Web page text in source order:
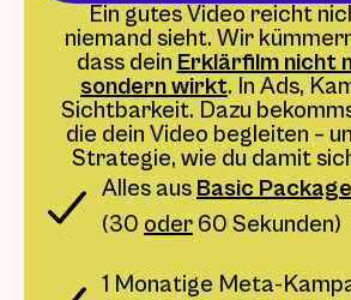
Ein gutes Video reicht
niemand sieht. Wir
dass dein Erklärfilm nicht
sondern wirkt. In Ads,
Sichtbarkeit. Dazu
die dein Video begleiten –
Strategie, wie du damit
Alles aus Basic Package
(30 oder 60 Sekunden)
1 Monatige Meta-